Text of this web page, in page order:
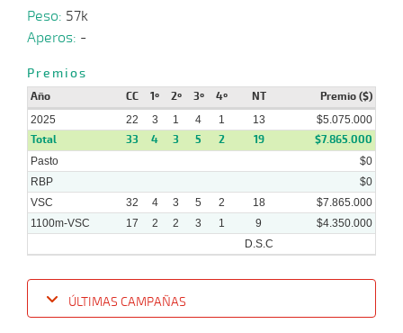
Peso: 57k
Aperos: -
Premios
Año CC 1º 2º 3º 4º NT Premio ($)
2025 22 3 1 4 1 13 $5.075.000
Total 33 4 3 5 2 19 $7.865.000
Pasto
$0
RBP
$0
VSC
32 4 3 5 2 18
$7.865.000
1100m-VSC
17 2 2 3 1 9
$4.350.000
D.S.C
ÚLTIMAS CAMPAÑAS